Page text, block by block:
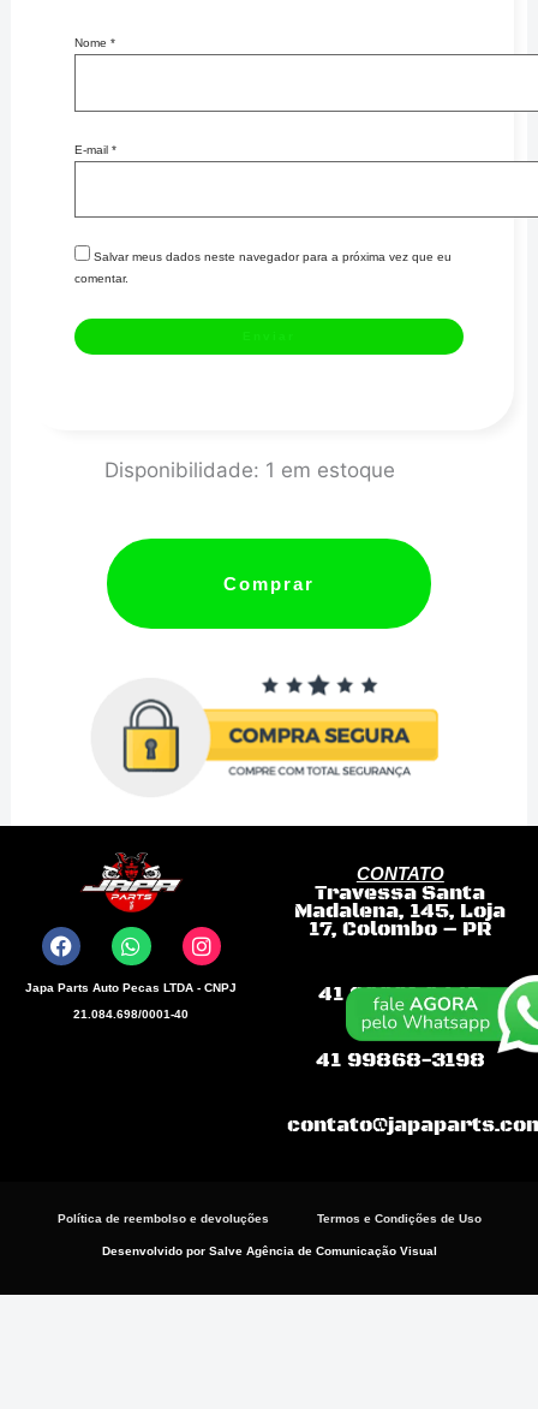
Nome *
E-mail *
Salvar meus dados neste navegador para a próxima vez que eu
comentar.
Disponibilidade: 1 em estoque
52MM/MEC/1KG/RACING
Comprar
a
c
e
b
W
h
a
t
s
a
n
s
t
a
Japa Parts Auto Pecas LTDA - CNPJ
21.084.698/0001-40
CONTATO
Travessa Santa
Madalena, 145, Loja
17, Colombo – PR
41 99681.9445
41 99868-3198
Política de reembolso e devoluções Termos e Condições de Uso
Desenvolvido por Salve Agência de Comunicação Visual